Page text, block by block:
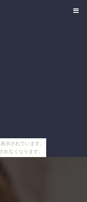
示されています。
れなくなります。